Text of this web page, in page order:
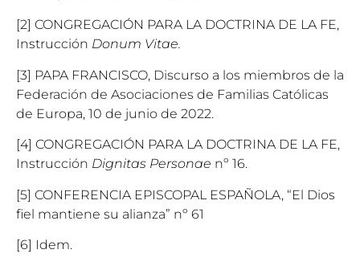
[2] CONGREGACIÓN PARA LA DOCTRINA DE LA FE,
Instrucción Donum Vitae.
[3] PAPA FRANCISCO, Discurso a los miembros de la
Federación de Asociaciones de Familias Católicas
de Europa, 10 de junio de 2022.
[4] CONGREGACIÓN PARA LA DOCTRINA DE LA FE,
Instrucción Dignitas Personae nº 16.
[5] CONFERENCIA EPISCOPAL ESPAÑOLA, “El Dios
fiel mantiene su alianza” nº 61
[6] Idem.